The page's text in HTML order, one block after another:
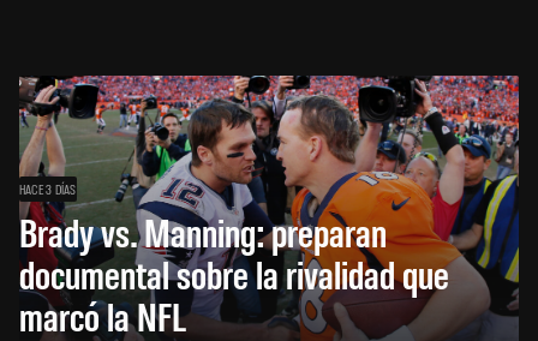
HACE 3 DÍAS
Brady vs. Manning: preparan
documental sobre la rivalidad que
marcó la NFL